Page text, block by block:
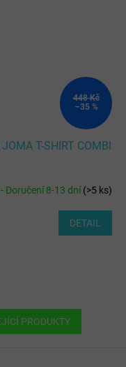
448 Kč
–35 %
T-SHIRT COMBI
Doručení 8-13 dní(>5 ks)
DETAIL
PRODUKTY